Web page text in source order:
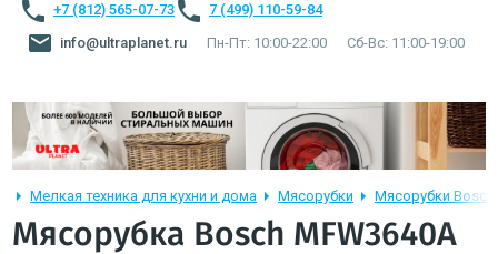
+7 (812) 565-07-73
7 (499) 110-59-84
info@ultraplanet.ru
Пн-Пт: 10:00-22:00 Сб-Вс: 11:00-19:00
Мелкая техника для кухни и дома Мясорубки Мясорубки Bosch
Мясорубка Bosch MFW3640A